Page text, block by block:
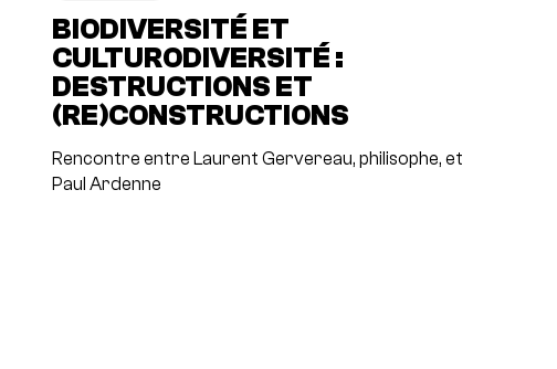
BIODIVERSITÉ ET
CULTURODIVERSITÉ :
DESTRUCTIONS ET
(RE)CONSTRUCTIONS
Rencontre entre Laurent Gervereau, philisophe, et
Paul Ardenne